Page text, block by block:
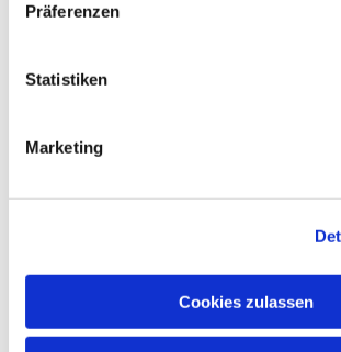
Präferenzen
Statistiken
Marketing
Cookies zulassen